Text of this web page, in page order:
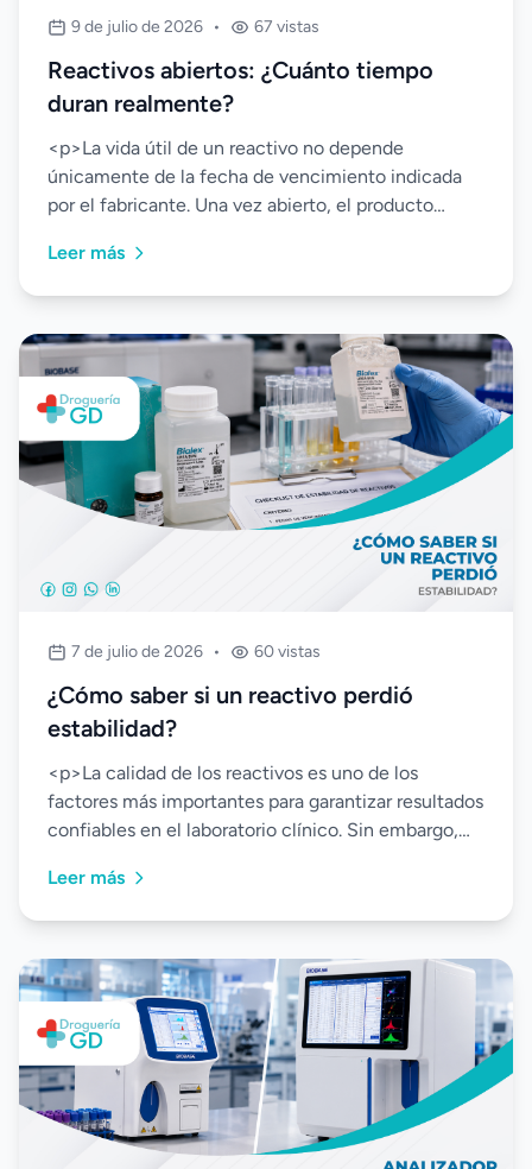
9 de julio de 2026 • 67 vistas
Reactivos abiertos: ¿Cuánto tiempo
duran realmente?
<p>La vida útil de un reactivo no depende
únicamente de la fecha de vencimiento indicada
por el fabricante. Una vez abierto, el producto
Leer más
7 de julio de 2026 • 60 vistas
¿Cómo saber si un reactivo perdió
estabilidad?
<p>La calidad de los reactivos es uno de los
factores más importantes para garantizar resultados
confiables en el laboratorio clínico. Sin embargo,
Leer más